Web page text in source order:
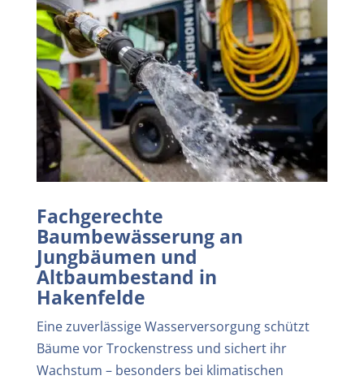
Fachgerechte
Baumbewässerung an
Jungbäumen und
Altbaumbestand in
Hakenfelde
Eine zuverlässige Wasserversorgung schützt
Bäume vor Trockenstress und sichert ihr
Wachstum – besonders bei klimatischen